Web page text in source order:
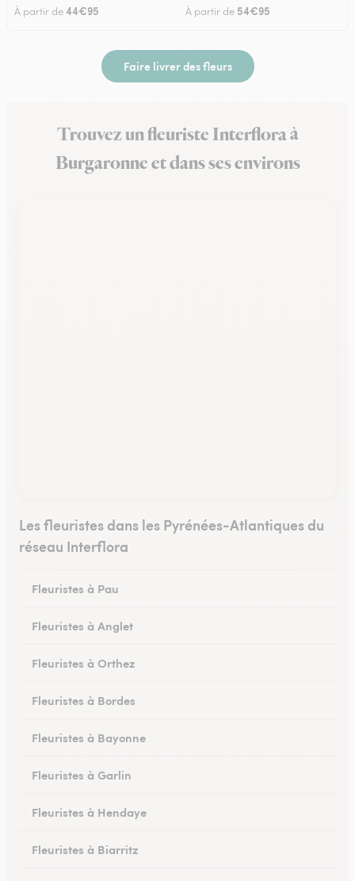
À partir de44€95 À partir de 54€95
Faire livrer des fleurs
Trouvez un fleuriste Interflora à
Burgaronne et dans ses environs
Les fleuristes dans les Pyrénées-Atlantiques du
réseau Interflora
Fleuristes à Pau
Fleuristes à Anglet
Fleuristes à Orthez
Fleuristes à Bordes
Fleuristes à Bayonne
Fleuristes à Garlin
Fleuristes à Hendaye
Fleuristes à Biarritz